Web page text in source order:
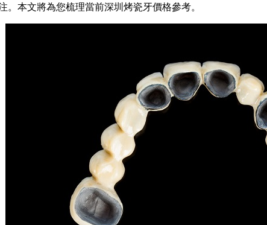
本文將為您梳理當前深圳烤瓷牙價格參考。